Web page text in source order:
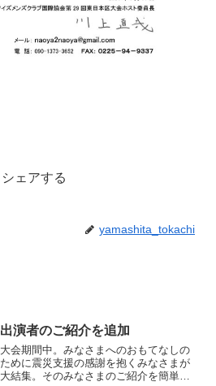
シェアする
yamashita_tokachi
出演者のご紹介を追加
大会期間中。みなさまへのおもてなしの
ために震災支援の感謝を抱くみなさまが
大結集。そのみなさまのご紹介を簡単で